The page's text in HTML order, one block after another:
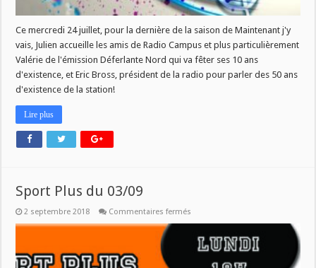
Ce mercredi 24 juillet, pour la dernière de la saison de Maintenant j'y
vais, Julien accueille les amis de Radio Campus et plus particulièrement
Valérie de l'émission Déferlante Nord qui va fêter ses 10 ans
d'existence, et Eric Bross, président de la radio pour parler des 50 ans
d'existence de la station!
Lire plus
Sport Plus du 03/09
2 septembre 2018 Commentaires fermés
du
03/09